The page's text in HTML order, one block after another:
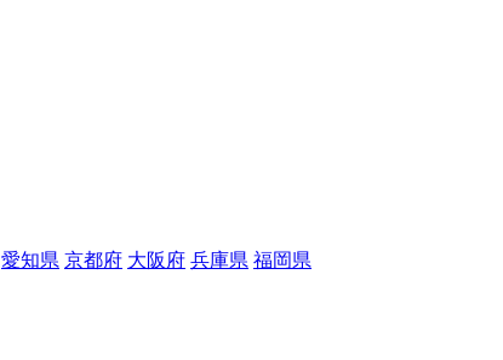
愛知県 京都府 大阪府 兵庫県 福岡県